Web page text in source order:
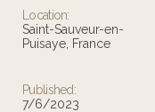
Location:
Saint-Sauveur-en-
Puisaye, France
Published:
7/6/2023